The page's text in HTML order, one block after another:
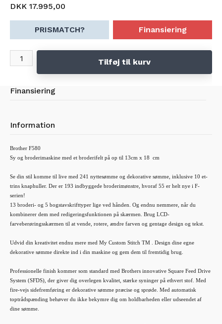
13 broderiskrifttyper – 2 helt nye!
Opret forbindelse til Artspira-appen
Sidelæns fodringssyning og SFDS
Automatisk overtrådsspænding
Automatisk afklip
My Custom Stitch TM
DKK 17.995,00
PRISMATCH? Finansiering
Tilføj til kurv
Finansiering
Information
Brother F580
Sy og broderimaskine med et broderifelt på op til 13cm x 18
cm
Se din stil komme til live med 241 nyttesømme og dekorative sømme, inklusive 10 et-
trins knaphuller. Der er 193 indbyggede broderimønstre, hvoraf 55 er helt nye i F-
serien!
13 broderi- og 5 bogstavskrifttyper lige ved hånden. Og endnu nemmere, når du
kombinerer dem med redigeringsfunktionen på skærmen. Brug LCD-
farveberøringsskærmen til at vende, rotere, ændre farven og gentage design og tekst.
Udvid din kreativitet endnu mere med My Custom Stitch TM . Design dine egne
dekorative sømme direkte ind i din maskine og gem dem til fremtidig brug.
Professionelle finish kommer som standard med Brothers innovative Square Feed Drive
System (SFDS), der giver dig overlegen kvalitet, stærke syninger på ethvert stof. Med
fire-vejs sidefremføring er dekorative sømme præcise og sprøde. Med automatisk
toptrådspænding behøver du ikke bekymre dig om holdbarheden eller udseendet af
dine sømme.